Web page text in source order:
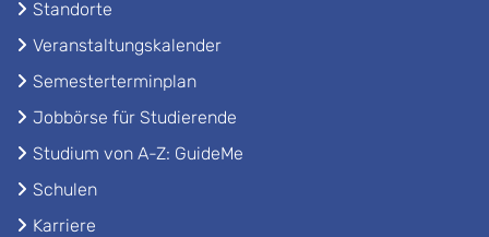
Standorte
Veranstaltungskalender
Semesterterminplan
Jobbörse für Studierende
Studium von A-Z: GuideMe
Schulen
Karriere